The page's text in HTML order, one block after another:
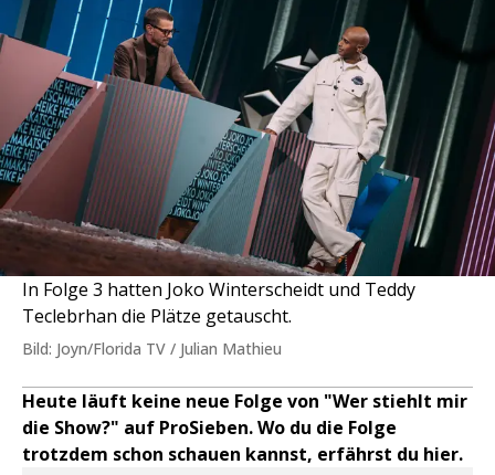
In Folge 3 hatten Joko Winterscheidt und Teddy
Teclebrhan die Plätze getauscht.
Bild: Joyn/Florida TV / Julian Mathieu
Heute läuft keine neue Folge von "Wer stiehlt mir
die Show?" auf ProSieben. Wo du die Folge
trotzdem schon schauen kannst, erfährst du hier.